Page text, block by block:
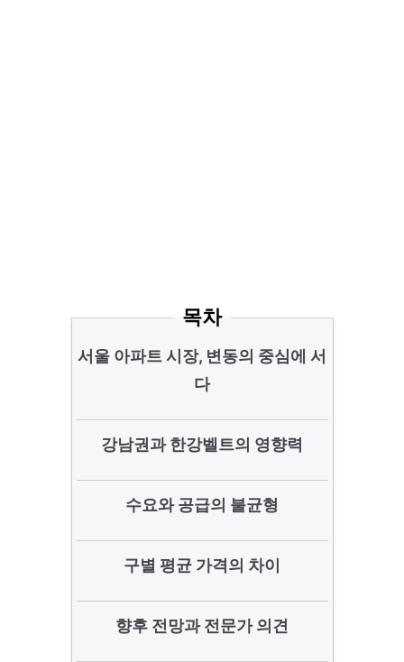
목차
서울 아파트 시장, 변동의 중심에 서
다
강남권과 한강벨트의 영향력
수요와 공급의 불균형
구별 평균 가격의 차이
향후 전망과 전문가 의견